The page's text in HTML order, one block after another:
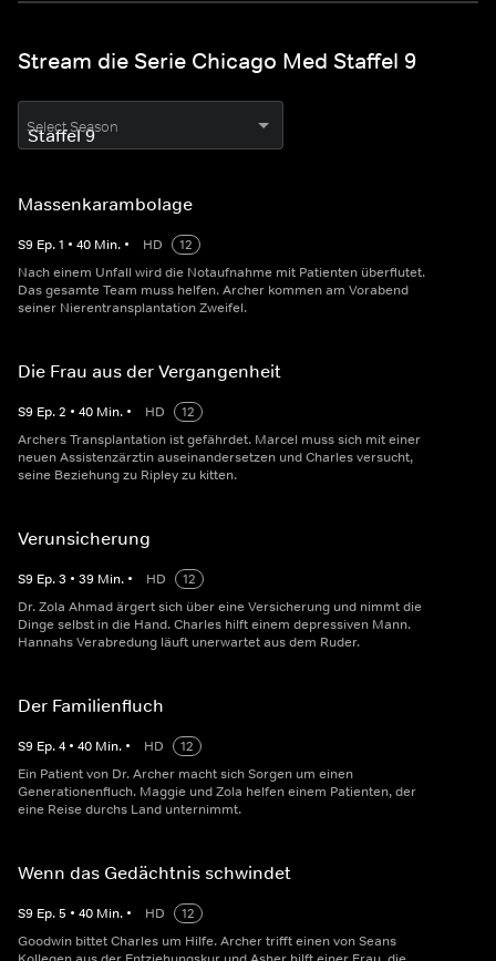
Stream die Serie Chicago Med Staffel 9
Select Season
Massenkarambolage
S9 Ep.1 • 40 Min. • HD
12
Nach einem Unfall wird die Notaufnahme mit Patienten überflutet.
Das gesamte Team muss helfen. Archer kommen am Vorabend
seiner Nierentransplantation Zweifel.
Die Frau aus der Vergangenheit
S9 Ep.2 • 40 Min. • HD
12
Archers Transplantation ist gefährdet. Marcel muss sich mit einer
neuen Assistenzärztin auseinandersetzen und Charles versucht,
seine Beziehung zu Ripley zu kitten.
Verunsicherung
S9 Ep.3 • 39 Min. • HD
12
Dr. Zola Ahmad ärgert sich über eine Versicherung und nimmt die
Dinge selbst in die Hand. Charles hilft einem depressiven Mann.
Hannahs Verabredung läuft unerwartet aus dem Ruder.
Der Familienfluch
S9 Ep.4 • 40 Min. • HD
12
Ein Patient von Dr. Archer macht sich Sorgen um einen
Generationenfluch. Maggie und Zola helfen einem Patienten, der
eine Reise durchs Land unternimmt.
Wenn das Gedächtnis schwindet
S9 Ep.5 • 40 Min. • HD
12
Goodwin bittet Charles um Hilfe. Archer trifft einen von Seans